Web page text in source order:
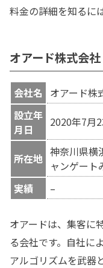
料金の詳細を知るに
オアード株式会社
会社名
オアード株
設立年
月日
2020年7月
所在地 神奈川県横
ャンゲート
実績
–
オアードは、集客に
る会社です。自社に
アルゴリズムを武器